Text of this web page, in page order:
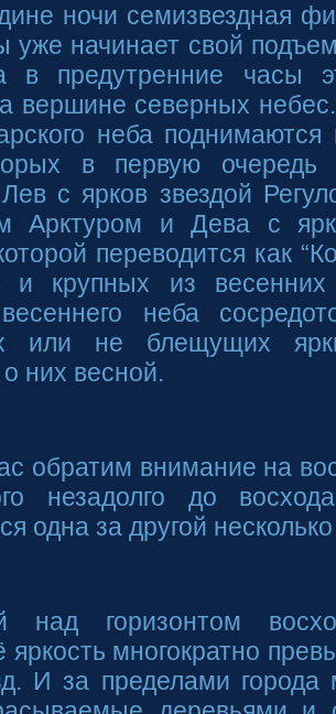
ночи семизвездная
уже начинает свой
в предутренние часы
вершине северных
неба поднимаются
в первую
с ярков звездой
Арктуром и Дева с
переводится как
и крупных из
неба
или не блещущих
них весной.
обратим внимание на
незадолго до
одна за другой
над горизонтом
яркость многократно
И за пределами